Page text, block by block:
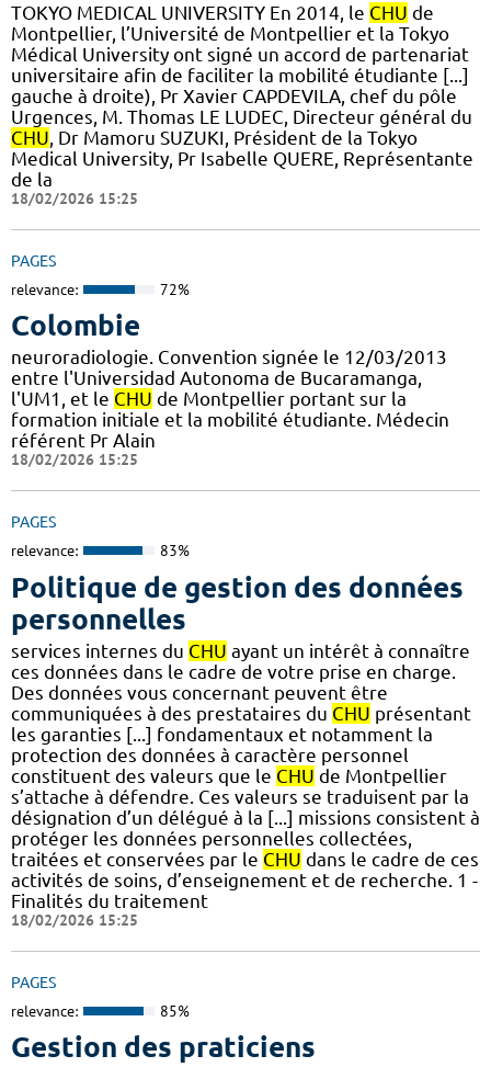
TOKYO MEDICAL UNIVERSITY En 2014, le CHU de
Montpellier, l’Université de Montpellier et la Tokyo
Médical University ont signé un accord de partenariat
universitaire afin de faciliter la mobilité étudiante [...]
gauche à droite), Pr Xavier CAPDEVILA, chef du pôle
Urgences, M. Thomas LE LUDEC, Directeur général du
CHU , Dr Mamoru SUZUKI, Président de la Tokyo
Medical University, Pr Isabelle QUERE, Représentante
de la
18/02/2026 15:25
PAGES
relevance: 72%
Colombie
neuroradiologie. Convention signée le 12/03/2013
entre l'Universidad Autonoma de Bucaramanga,
l'UM1, et le CHU de Montpellier portant sur la
formation initiale et la mobilité étudiante. Médecin
référent Pr Alain
18/02/2026 15:25
PAGES
relevance: 83%
Politique de gestion des données
personnelles
services internes du CHU ayant un intérêt à connaître
ces données dans le cadre de votre prise en charge.
Des données vous concernant peuvent être
communiquées à des prestataires du CHU présentant
les garanties [...] fondamentaux et notamment la
protection des données à caractère personnel
constituent des valeurs que le CHU de Montpellier
s’attache à défendre. Ces valeurs se traduisent par la
désignation d’un délégué à la [...] missions consistent à
protéger les données personnelles collectées,
traitées et conservées par le CHU dans le cadre de ces
activités de soins, d’enseignement et de recherche. 1 -
Finalités du traitement
18/02/2026 15:25
PAGES
relevance: 85%
Gestion des praticiens